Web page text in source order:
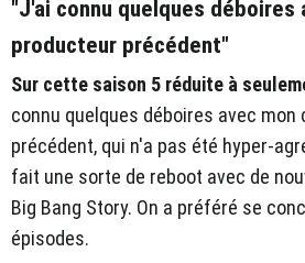
"J'ai connu quelques déboires
producteur précédent"
Sur cette saison 5 réduite à
connu quelques déboires avec mon
précédent, qui n'a pas été hyper-
fait une sorte de reboot avec de
Big Bang Story. On a préféré se
épisodes.